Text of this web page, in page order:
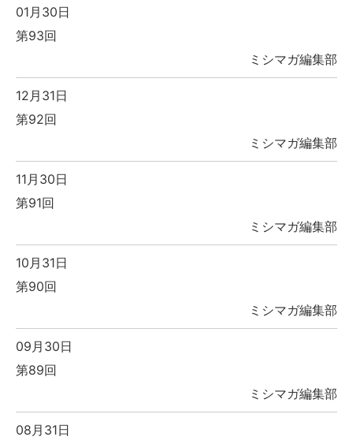
01月30日
第93回
ミシマガ編集部
12月31日
第92回
ミシマガ編集部
11月30日
第91回
ミシマガ編集部
10月31日
第90回
ミシマガ編集部
09月30日
第89回
ミシマガ編集部
08月31日